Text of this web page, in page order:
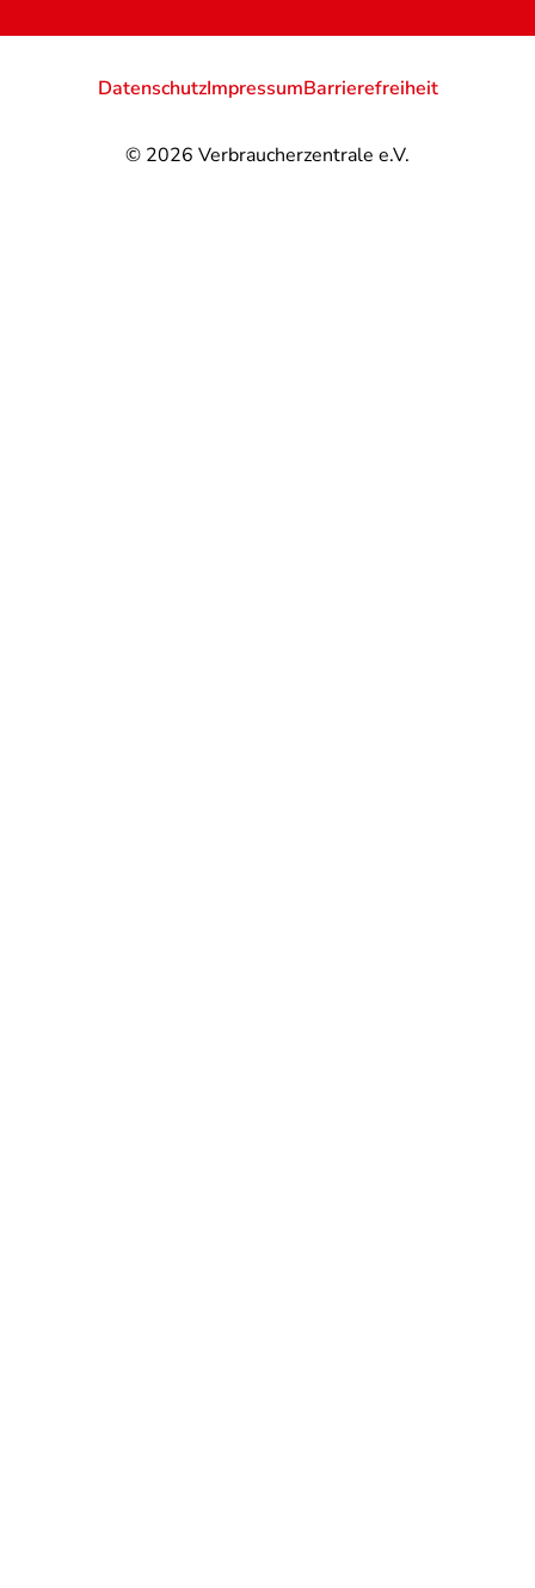
© 2026 Verbraucherzentrale e.V.
DatenschutzImpressumBarrierefreiheit